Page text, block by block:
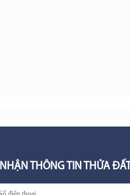
NHẬN THÔNG TIN THỬA ĐẤT